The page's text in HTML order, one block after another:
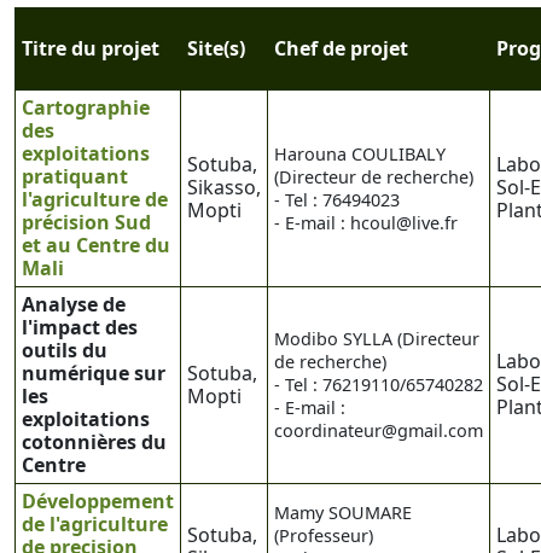
Titre du projet Site(s) Chef de projet
Cartographie
des
exploitations
pratiquant
l'agriculture de
précision Sud
et au Centre du
Mali
Sotuba,
Sikasso,
Mopti
Harouna COULIBALY
(Directeur de recherche)
- Tel : 76494023
- E-mail : hcoul@live.fr
Sol-
Analyse de
l'impact des
outils du
numérique sur
les
exploitations
cotonnières du
Centre
Sotuba,
Mopti
Modibo SYLLA (Directeur
de recherche)
- Tel : 76219110/65740282
- E-mail :
coordinateur@gmail.com
Sol-
Développement
de l'agriculture
de precision
Sotuba,
Mamy SOUMARE
(Professeur)